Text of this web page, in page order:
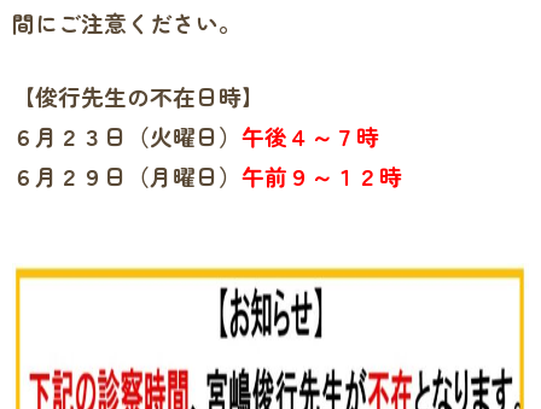
間にご注意ください。
【俊行先生の不在日時】
６月２３日（火曜日） 午後４～７時
６月２９日（月曜日） 午前９～１２時